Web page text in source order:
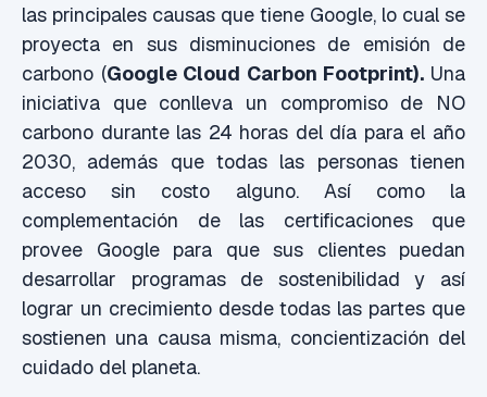
las principales causas que tiene Google, lo cual se
proyecta en sus disminuciones de emisión de
carbono (Google Cloud Carbon Footprint). Una
iniciativa que conlleva un compromiso de NO
carbono durante las 24 horas del día para el año
2030, además que todas las personas tienen
acceso sin costo alguno. Así como la
complementación de las certificaciones que
provee Google para que sus clientes puedan
desarrollar programas de sostenibilidad y así
lograr un crecimiento desde todas las partes que
sostienen una causa misma, concientización del
cuidado del planeta.